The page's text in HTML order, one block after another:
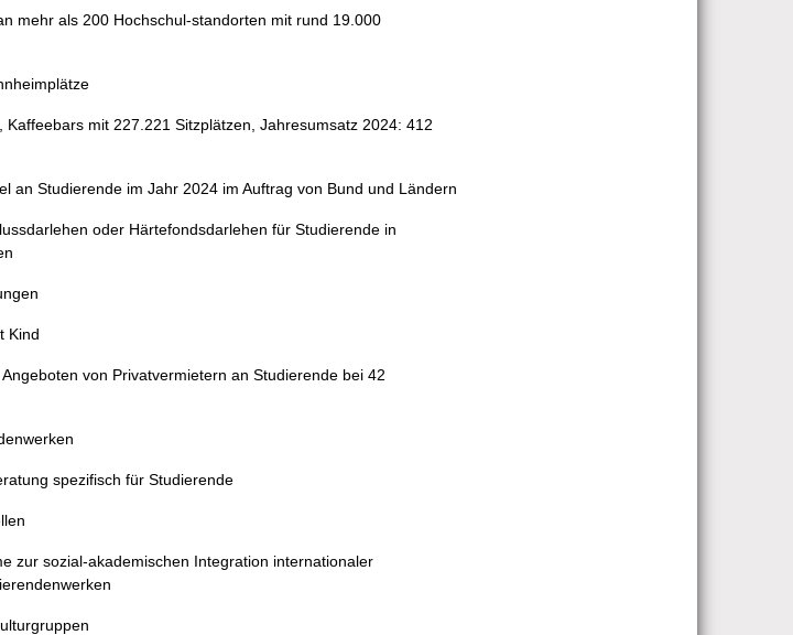
mehr als 200 Hochschul-standorten mit rund 19.000
mit 227.221 Sitzplätzen, Jahresumsatz 2024: 412
an Studierende im Jahr 2024 im Auftrag von Bund und Ländern
oder Härtefondsdarlehen für Studierende in
Kind
von Privatvermietern an Studierende bei 42
spezifisch für Studierende
zur sozial-akademischen Integration internationaler